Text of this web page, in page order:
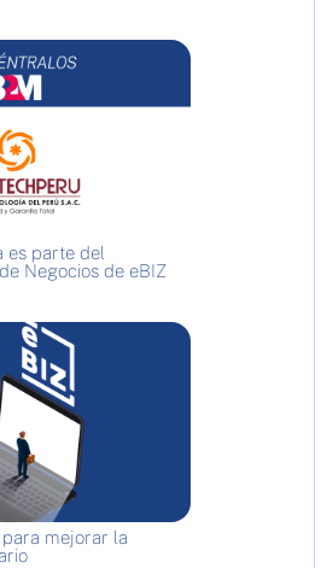
es parte del
Negocios de eBIZ
mejorar la